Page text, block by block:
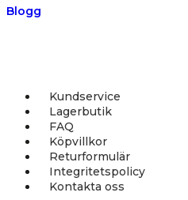
Blogg
Kundservice
Lagerbutik
FAQ
Köpvillkor
Returformulär
Integritetspolicy
Kontakta oss